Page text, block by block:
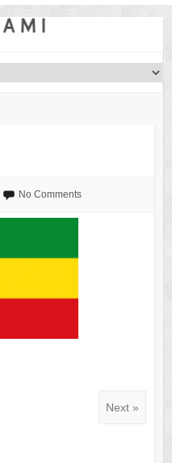
No Comments
Next »